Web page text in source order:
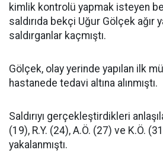
kimlik kontrolü yapmak isteyen
saldırıda bekçi Uğur Gölçek ağır
saldırganlar kaçmıştı.
Gölçek, olay yerinde yapılan ilk
hastanede tedavi altına alınmıştı.
Saldırıyı gerçekleştirdikleri
(19), R.Y. (24), A.Ö. (27) ve K.Ö.
yakalanmıştı.